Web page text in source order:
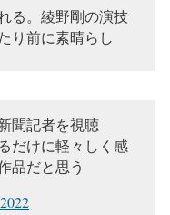
る。綾野剛の演技
り前に素晴らし
で涙腺崩壊。
24, 2022
聞記者を視聴
だけに軽々しく感
品だと思う